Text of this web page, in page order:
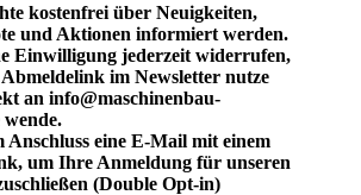
kostenfrei über Neuigkeiten,
und Aktionen informiert werden.
Einwilligung jederzeit widerrufen,
im Newsletter nutze
an info@maschinenbau-
Anschluss eine E-Mail mit einem
um Ihre Anmeldung für unseren
(Double Opt-in)